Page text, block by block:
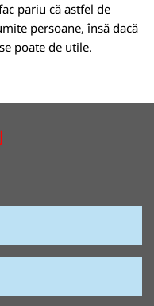
pariu că astfel de
persoane, însă dacă
poate de utile.